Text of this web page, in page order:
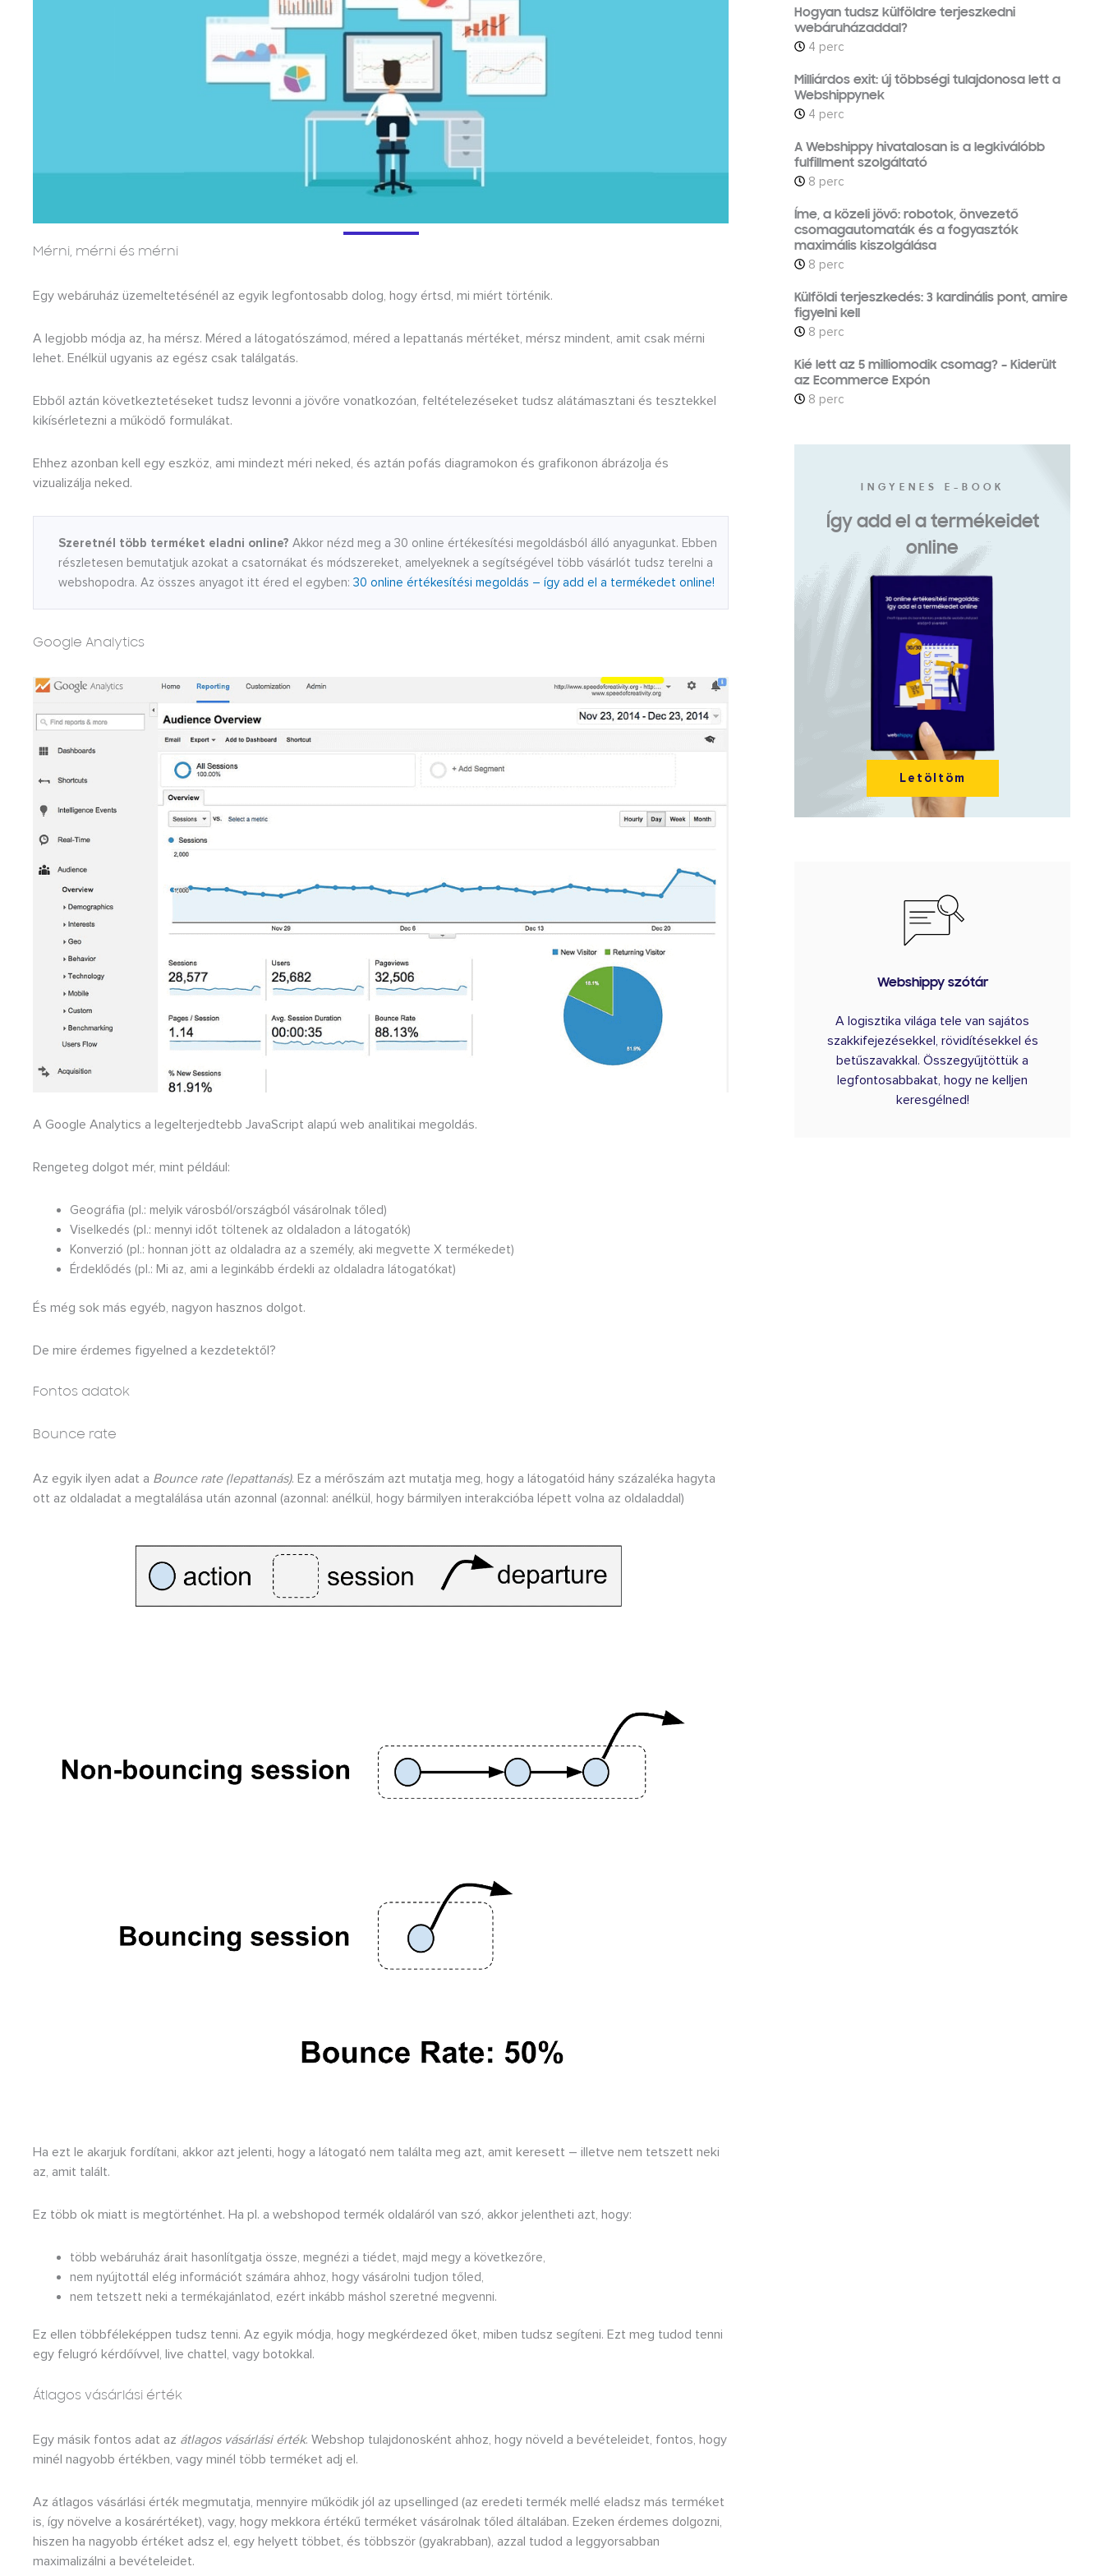
Mérni, mérni és mérni
Egy webáruház üzemeltetésénél az egyik legfontosabb dolog, hogy értsd, mi miért történik.
A legjobb módja az, ha mérsz. Méred a látogatószámod, méred a lepattanás mértéket, mérsz mindent, amit csak mérni
lehet. Enélkül ugyanis az egész csak találgatás.
Ebből aztán következtetéseket tudsz levonni a jövőre vonatkozóan, feltételezéseket tudsz alátámasztani és tesztekkel
kikísérletezni a működő formulákat.
Ehhez azonban kell egy eszköz, ami mindezt méri neked, és aztán pofás diagramokon és grafikonon ábrázolja és
vizualizálja neked.
Szeretnél több terméket eladni online? Akkor nézd meg a 30 online értékesítési megoldásból álló anyagunkat. Ebben
részletesen bemutatjuk azokat a csatornákat és módszereket, amelyeknek a segítségével több vásárlót tudsz terelni a
webshopodra. Az összes anyagot itt éred el egyben: 30 online értékesítési megoldás – így add el a termékedet online!
Google Analytics
A Google Analytics a legelterjedtebb JavaScript alapú web analitikai megoldás.
Rengeteg dolgot mér, mint például:
Geográfia (pl.: melyik városból/országból vásárolnak tőled)
Viselkedés (pl.: mennyi időt töltenek az oldaladon a látogatók)
Konverzió (pl.: honnan jött az oldaladra az a személy, aki megvette X termékedet)
Érdeklődés (pl.: Mi az, ami a leginkább érdekli az oldaladra látogatókat)
És még sok más egyéb, nagyon hasznos dolgot.
De mire érdemes figyelned a kezdetektől?
Fontos adatok
Bounce rate
Az egyik ilyen adat a Bounce rate (lepattanás). Ez a mérőszám azt mutatja meg, hogy a látogatóid hány százaléka hagyta
ott az oldaladat a megtalálása után azonnal (azonnal: anélkül, hogy bármilyen interakcióba lépett volna az oldaladdal)
Ha ezt le akarjuk fordítani, akkor azt jelenti, hogy a látogató nem találta meg azt, amit keresett – illetve nem tetszett neki
az, amit talált.
Ez több ok miatt is megtörténhet. Ha pl. a webshopod termék oldaláról van szó, akkor jelentheti azt, hogy:
több webáruház árait hasonlítgatja össze, megnézi a tiédet, majd megy a következőre,
nem nyújtottál elég információt számára ahhoz, hogy vásárolni tudjon tőled,
nem tetszett neki a termékajánlatod, ezért inkább máshol szeretné megvenni.
Ez ellen többféleképpen tudsz tenni. Az egyik módja, hogy megkérdezed őket, miben tudsz segíteni. Ezt meg tudod tenni
egy felugró kérdőívvel, live chattel, vagy botokkal.
Átlagos vásárlási érték
Egy másik fontos adat az átlagos vásárlási érték. Webshop tulajdonosként ahhoz, hogy növeld a bevételeidet, fontos, hogy
minél nagyobb értékben, vagy minél több terméket adj el.
Az átlagos vásárlási érték megmutatja, mennyire működik jól az upsellinged (az eredeti termék mellé eladsz más terméket
is, így növelve a kosárértéket), vagy, hogy mekkora értékű terméket vásárolnak tőled általában. Ezeken érdemes dolgozni,
hiszen ha nagyobb értéket adsz el, egy helyett többet, és többször (gyakrabban), azzal tudod a leggyorsabban
maximalizálni a bevételeidet.
Hogyan tudsz külföldre terjeszkedni
webáruházaddal?
4 perc
Milliárdos exit: új többségi tulajdonosa lett a
Webshippynek
4 perc
A Webshippy hivatalosan is a legkiválóbb
fulfillment szolgáltató
8 perc
Íme, a közeli jövő: robotok, önvezető
csomagautomaták és a fogyasztók
maximális kiszolgálása
8 perc
Külföldi terjeszkedés: 3 kardinális pont, amire
figyelni kell
8 perc
Kié lett az 5 milliomodik csomag? – Kiderült
az Ecommerce Expón
8 perc
INGYENES E-BOOK
Így add el a termékeidet
online
Letöltöm
Webshippy szótár
A logisztika világa tele van sajátos
szakkifejezésekkel, rövidítésekkel és
betűszavakkal. Összegyűjtöttük a
legfontosabbakat, hogy ne kelljen
keresgélned!